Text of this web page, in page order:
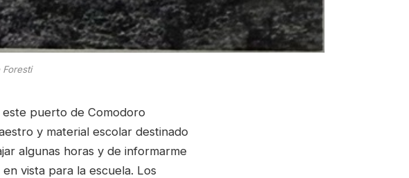
puerto de Comodoro
y material escolar destinado
algunas horas y de informarme
vista para la escuela. Los